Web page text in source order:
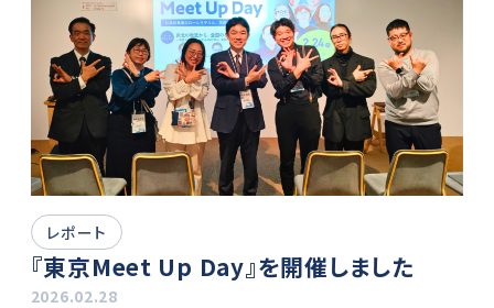
レポート
『東京Meet Up Day』を開催しました
2026.02.28